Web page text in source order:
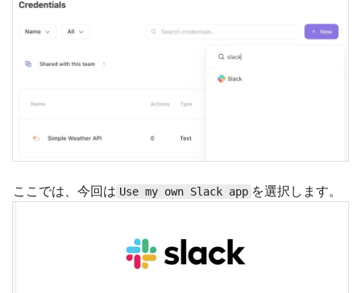
ここでは、今回は Use my own Slack app を選択します。